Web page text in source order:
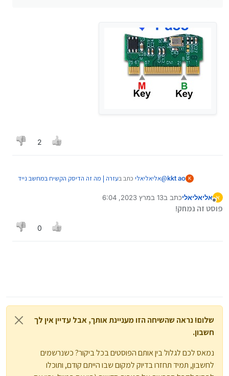
2
K
kkt ao
@אליאליאלי כתב בעזרה | מה זה הדיסק הקשיח במחשב נייד
א
מנותק
אליאליאליכתב ב13 במרץ 2023, 6:04
נערך לאחרונה על ידי אליאליאלי
פוסט זה נמחק!
0
שלום! נראה שהשיחה הזו מעניינת אותך, אבל עדיין אין לך
חשבון.
נמאס לכם לגלול בין אותם הפוסטים בכל ביקור? כשנרשמים
לחשבון, תמיד תחזרו בדיוק למקום שבו הייתם קודם, ותוכלו